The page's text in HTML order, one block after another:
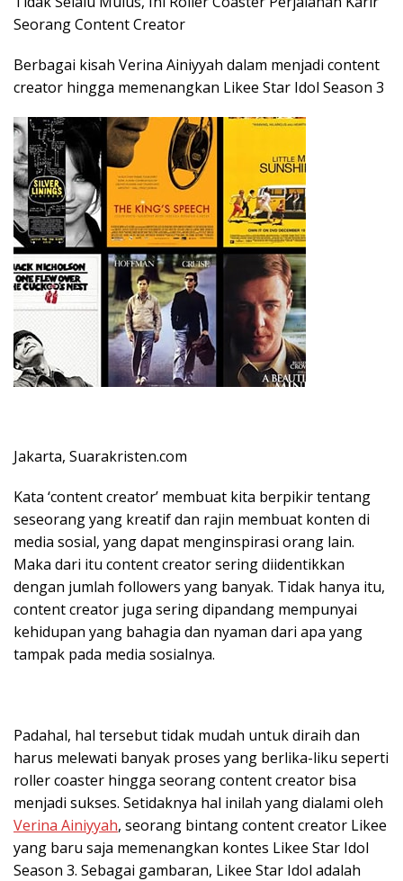
Seorang Content Creator
Berbagai kisah Verina Ainiyyah dalam menjadi content
creator hingga memenangkan Likee Star Idol Season 3
Jakarta, Suarakristen.com
Kata ‘content creator’ membuat kita berpikir tentang
seseorang yang kreatif dan rajin membuat konten di
media sosial, yang dapat menginspirasi orang lain.
Maka dari itu content creator sering diidentikkan
dengan jumlah followers yang banyak. Tidak hanya itu,
content creator juga sering dipandang mempunyai
kehidupan yang bahagia dan nyaman dari apa yang
tampak pada media sosialnya.
Padahal, hal tersebut tidak mudah untuk diraih dan
harus melewati banyak proses yang berlika-liku seperti
roller coaster hingga seorang content creator bisa
menjadi sukses. Setidaknya hal inilah yang dialami oleh
Verina Ainiyyah, seorang bintang content creator Likee
yang baru saja memenangkan kontes Likee Star Idol
Season 3. Sebagai gambaran, Likee Star Idol adalah